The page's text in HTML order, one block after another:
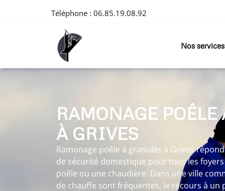
Téléphone : 06.85.19.08.92
Nos services
RAMONAGE POÊLE
À GRIVES
Ramonage poêle à granulés à Grives
de sécurité domestique pour tous les
poêle ou une chaudière. Dans une ville
de chauffe sont fréquentes, le recours à un